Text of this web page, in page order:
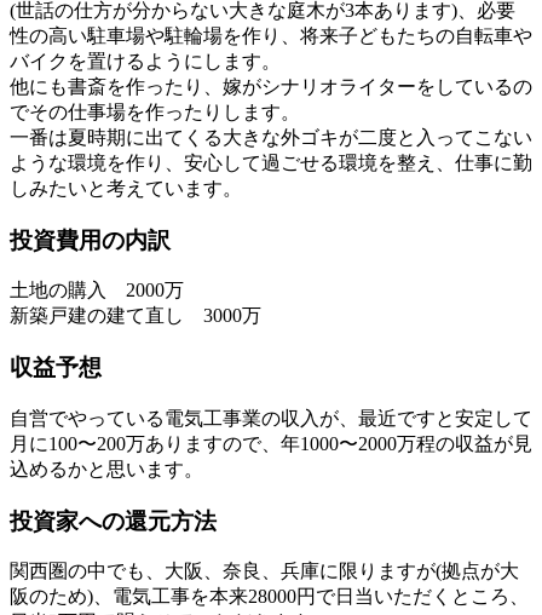
(世話の仕方が分からない大きな庭木が3本あります)、必要
性の高い駐車場や駐輪場を作り、将来子どもたちの自転車や
バイクを置けるようにします。
他にも書斎を作ったり、嫁がシナリオライターをしているの
でその仕事場を作ったりします。
一番は夏時期に出てくる大きな外ゴキが二度と入ってこない
ような環境を作り、安心して過ごせる環境を整え、仕事に勤
しみたいと考えています。
投資費用の内訳
土地の購入 2000万
新築戸建の建て直し 3000万
収益予想
自営でやっている電気工事業の収入が、最近ですと安定して
月に100〜200万ありますので、年1000〜2000万程の収益が見
込めるかと思います。
投資家への還元方法
関西圏の中でも、大阪、奈良、兵庫に限りますが(拠点が大
阪のため)、電気工事を本来28000円で日当いただくところ、